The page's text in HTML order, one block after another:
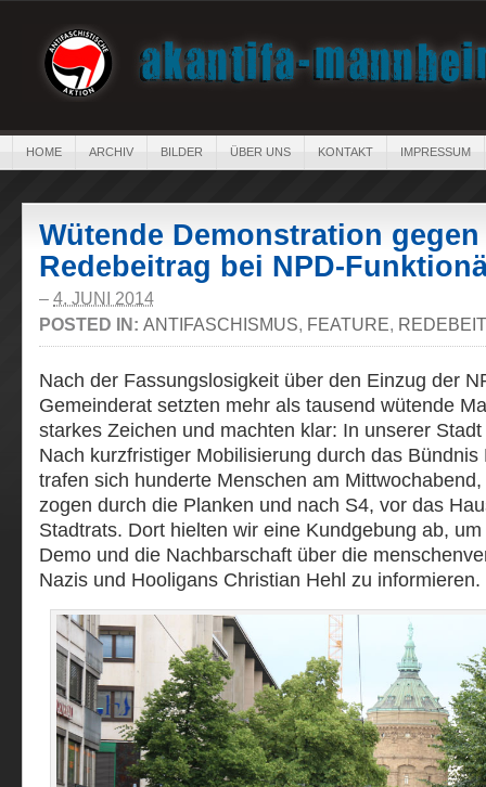
HOME ARCHIV BILDER ÜBER UNS KONTAKT IMPRESSUM
Wütende Demonstration gegen
Redebeitrag bei NPD-
– 4. JUNI 2014
POSTED IN: ANTIFASCHISMUS, FEATURE,
Nach der Fassungslosigkeit über den Einzug der
Gemeinderat setzten mehr als tausend wütende
starkes Zeichen und machten klar: In unserer
Nach kurzfristiger Mobilisierung durch das
trafen sich hunderte Menschen am
zogen durch die Planken und nach S4, vor das
Stadtrats. Dort hielten wir eine Kundgebung ab,
Demo und die Nachbarschaft über die
Nazis und Hooligans Christian Hehl zu informieren.